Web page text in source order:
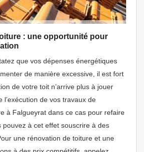
: une opportunité pour
que vos dépenses énergétiques
de manière excessive, il est fort
de votre toit n’arrive plus à jouer
l’exécution de vos travaux de
à Falgueyrat dans ce cas pour refaire
pouvez à cet effet souscrire à des
une rénovation de toiture et une